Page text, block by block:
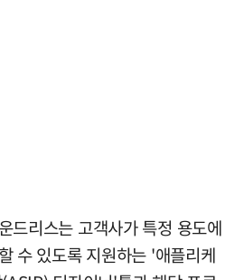
드리스는 고객사가 특정 용도에
수 있도록 지원하는 '애플리케